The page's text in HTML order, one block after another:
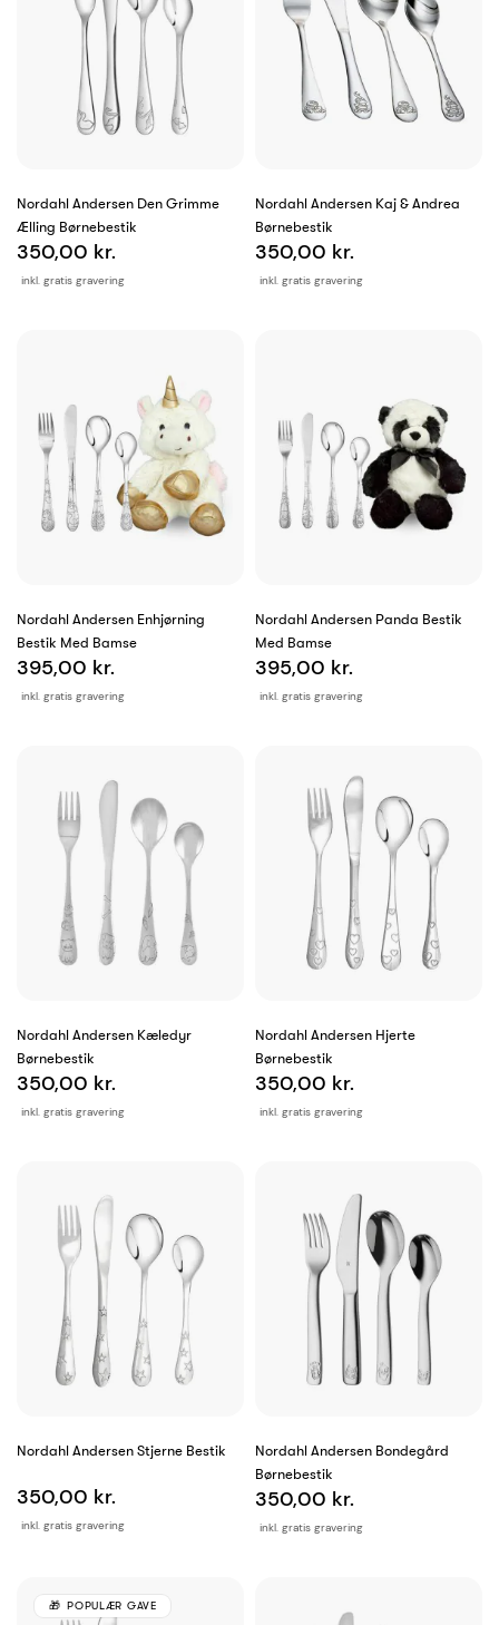
Nordahl Andersen Den Grimme
Ælling Børnebestik
inkl. gratis gravering
350,00 kr.
Nordahl Andersen Kaj & Andrea
Børnebestik
inkl. gratis gravering
350,00 kr.
Nordahl Andersen Enhjørning
Bestik Med Bamse
inkl. gratis gravering
395,00 kr.
Nordahl Andersen Panda Bestik
Med Bamse
inkl. gratis gravering
395,00 kr.
Nordahl Andersen Kæledyr
Børnebestik
inkl. gratis gravering
350,00 kr.
Nordahl Andersen Hjerte
Børnebestik
inkl. gratis gravering
350,00 kr.
Nordahl Andersen Stjerne Bestik
inkl. gratis gravering
350,00 kr.
Nordahl Andersen Bondegård
Børnebestik
inkl. gratis gravering
350,00 kr.
POPULÆR GAVE